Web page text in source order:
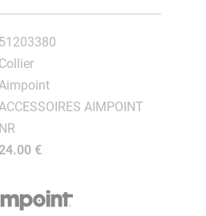
51203380
Collier
AIMPOINT
NR
€